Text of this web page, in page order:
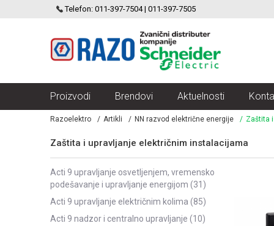
Telefon: 011-397-7504 | 011-397-7505
ELECTRIC VELIKI IZBOR MODULARNIH PREKIDACA I UTICNICA
Proizvodi Brendovi Aktuelnosti
Razoelektro Artikli NN razvod električne energije Zaštita
Zaštita i upravljanje električnim instalacijama
acti 9 upravljanje osvetljenjem, vremensko
podešavanje i upravljanje energijom (31)
acti 9 upravljanje električnim kolima (85)
acti 9 nadzor i centralno upravljanje (10)